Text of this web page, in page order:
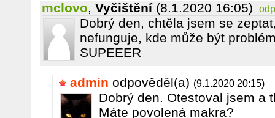
mclovo, Vyčištění (8.1.2020 16:05)
Dobrý den, chtěla jsem se
nefunguje, kde může být
SUPEEER
admin odpověděl(a) (9.1.2020 20:15)
Dobrý den. Otestoval jsem a
Máte povolená makra?